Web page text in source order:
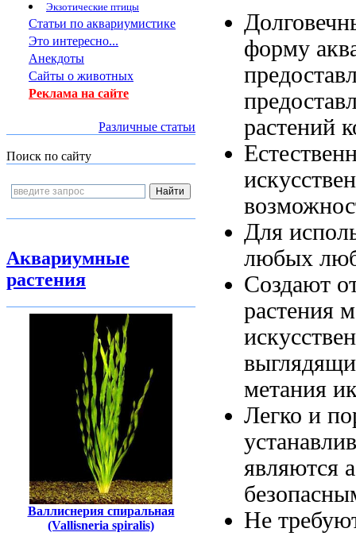
Экзотические птицы
Статьи по аквариумистике
Это интересно...
Анекдоты
Сайты о животных
Реклама на сайте
Различные статьи
Поиск по сайту
Аквариумные
растения
Валлиснерия спиральная
(Vallisneria spiralis)
форму
растений
Для
любых
Создают
растения
метания
Легко и
являются
Не